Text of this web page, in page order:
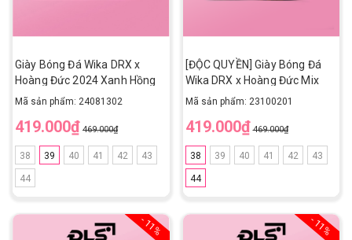
Giày Bóng Đá Wika DRX x
Hoàng Đức 2024 Xanh Hồng
TF
Mã sản phẩm: 24081302
419.000₫ 469.000₫
38 39 40 41 42 43
44
[ĐỘC QUYỀN] Giày Bóng Đá
Wika DRX x Hoàng Đức Mix
Navy Đồng TF
Mã sản phẩm: 23100201
419.000₫ 469.000₫
38 39 40 41 42 43
44
- 11% - 11%